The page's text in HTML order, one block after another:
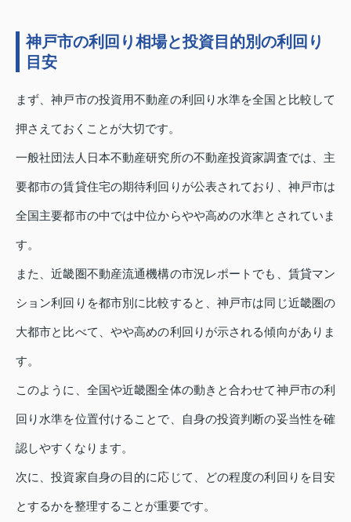
神戸市の利回り相場と投資目的別の利回り
目安
まず、神戸市の投資用不動産の利回り水準を全国と比較して
押さえておくことが大切です。
一般社団法人日本不動産研究所の不動産投資家調査では、主
要都市の賃貸住宅の期待利回りが公表されており、神戸市は
全国主要都市の中では中位からやや高めの水準とされていま
す。
また、近畿圏不動産流通機構の市況レポートでも、賃貸マン
ション利回りを都市別に比較すると、神戸市は同じ近畿圏の
大都市と比べて、やや高めの利回りが示される傾向がありま
す。
このように、全国や近畿圏全体の動きと合わせて神戸市の利
回り水準を位置付けることで、自身の投資判断の妥当性を確
認しやすくなります。
次に、投資家自身の目的に応じて、どの程度の利回りを目安
とするかを整理することが重要です。